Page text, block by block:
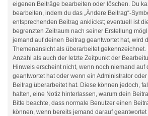
eigenen Beiträge bearbeiten oder löschen. Du
bearbeiten, indem du das „Ändere Beitrag“-
entsprechenden Beitrag anklickst; eventuell ist
begrenzten Zeitraum nach seiner Erstellung
jemand auf deinen Beitrag geantwortet hat, wird
Themenansicht als überarbeitet gekennzeichnet.
Anzahl als auch der letzte Zeitpunkt der
Hinweis erscheint nicht, wenn noch niemand auf
geantwortet hat oder wenn ein Administrator
Beitrag überarbeitet hat. Diese können jedoch,
halten, eine Notiz hinterlassen, warum dein
Bitte beachte, dass normale Benutzer einen
können, wenn bereits jemand darauf geantwortet